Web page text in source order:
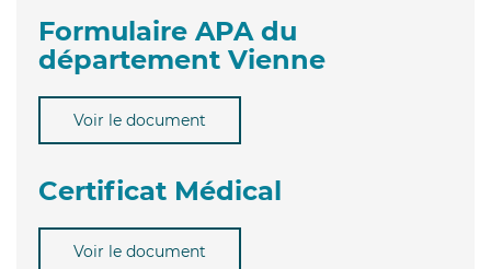
Formulaire APA du
département Vienne
Voir le document
Certificat Médical
Voir le document